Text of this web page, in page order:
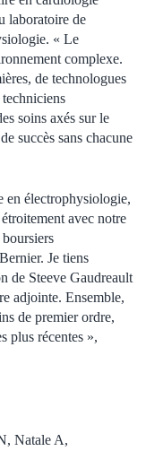
laboratoire de
« Le
complexe.
de technologues
techniciens
soins axés sur le
succès sans chacune
en électrophysiologie,
avec notre
Je tiens
de Steeve Gaudreault
adjointe. Ensemble,
de premier ordre,
plus récentes »,
Natale A,